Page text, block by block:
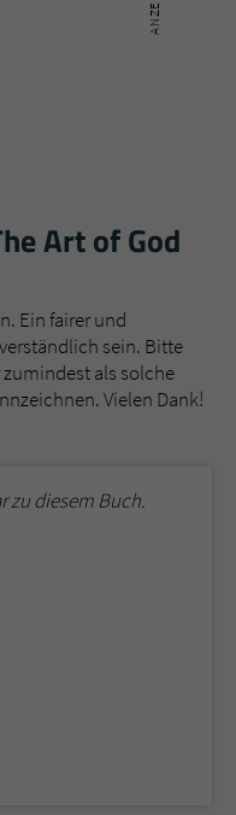
Art of God
Ein fairer und
sein. Bitte
als solche
Vielen Dank!
zu diesem Buch.